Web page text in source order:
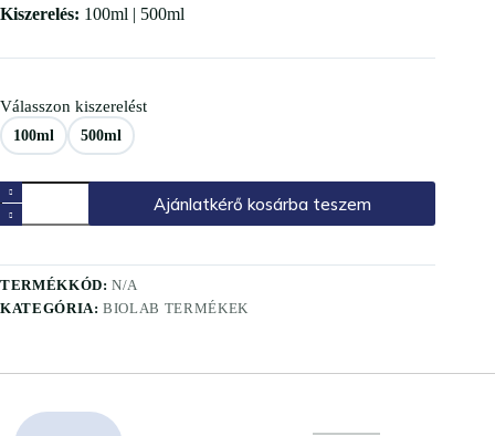
Kiszerelés: 100ml | 500ml
Válasszon kiszerelést
100ml 500ml
Ajánlatkérő kosárba teszem
TERMÉKKÓD:N/A
KATEGÓRIA:BIOLAB TERMÉKEK